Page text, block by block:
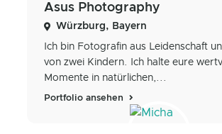
Asus Photography
Würzburg, Bayern
Ich bin Fotografin aus Leidenschaft
von zwei Kindern. Ich halte eure
Momente in natürlichen,...
Portfolio ansehen